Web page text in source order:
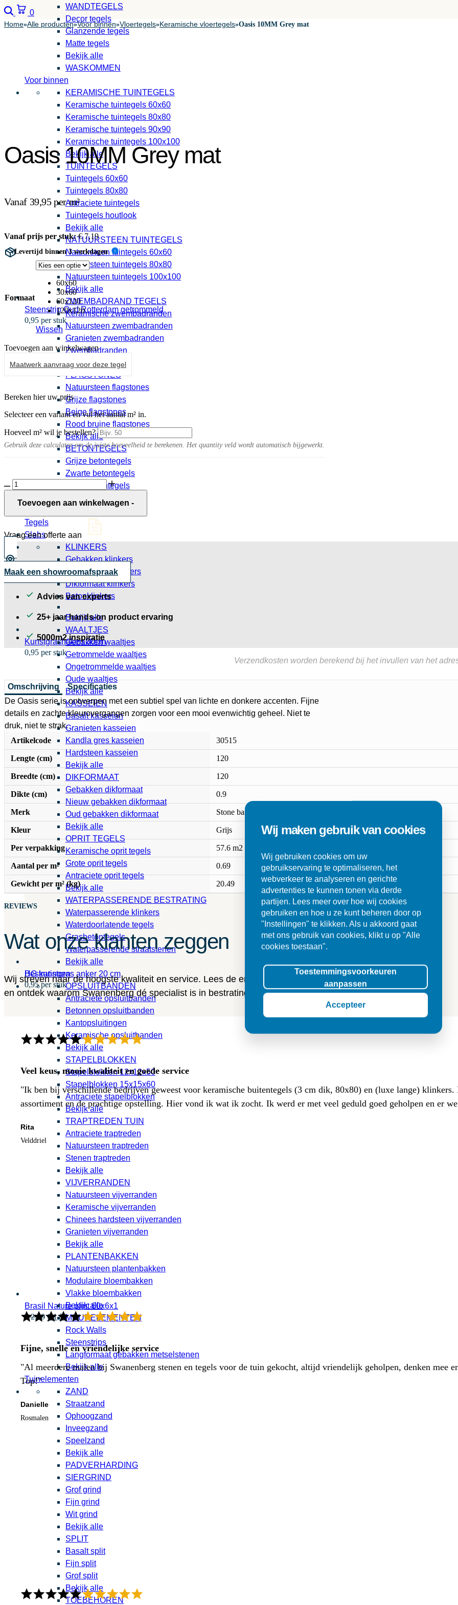
Steenstrip Oud Rotterdam getrommeld
0,95 per stuk
Kunstgrashaken 30cm
0,95 per stuk
HG kunstgras anker 20 cm
0,95 per stuk
Brasil Nature plint 60x6x1
€2,50Oorspronkelijke
was:
€ 2,50.
€ 1,50Huidige
prijs
is:
€ 1,50.
WANDTEGELS
Decor tegels
Glanzende tegels
Matte tegels
Bekijk alle
WASKOMMEN
Voor binnen
KERAMISCHE TUINTEGELS
Keramische tuintegels 60x60
Keramische tuintegels 80x80
Keramische tuintegels 90x90
Keramische tuintegels 100x100
Bekijk alle
TUINTEGELS
Tuintegels 60x60
Tuintegels 80x80
Antraciete tuintegels
Tuintegels houtlook
Bekijk alle
NATUURSTEEN TUINTEGELS
Natuursteen tuintegels 60x60
Natuursteen tuintegels 80x80
Natuursteen tuintegels 100x100
Bekijk alle
ZWEMBADRAND TEGELS
Keramische zwembadranden
Natuursteen zwembadranden
Granieten zwembadranden
Zwembadranden
Bekijk alle
FLAGSTONES
Natuursteen flagstones
Grijze flagstones
Beige flagstones
Rood bruine flagstones
Bekijk alle
BETONTEGELS
Grijze betontegels
Zwarte betontegels
Grote betontegels
Betontegels 30x30
Tegels
Slabs
KLINKERS
Gebakken klinkers
Waalformaat klinkers
Dikformaat klinkers
Betonklinkers
Bekijk alle
WAALTJES
Gebakken waaltjes
Getrommelde waaltjes
Ongetrommelde waaltjes
Oude waaltjes
Bekijk alle
KASSEIEN
Basalt kasseien
Granieten kasseien
Kandla gres kasseien
Hardsteen kasseien
Bekijk alle
DIKFORMAAT
Gebakken dikformaat
Nieuw gebakken dikformaat
Oud gebakken dikformaat
Bekijk alle
OPRIT TEGELS
Keramische oprit tegels
Grote oprit tegels
Antraciete oprit tegels
Bekijk alle
WATERPASSERENDE BESTRATING
Waterpasserende klinkers
Waterdoorlatende tegels
Grasbetontegels
Waterpasserende straatstenen
Bekijk alle
Bestratingen
OPSLUITBANDEN
Antraciete opsluitbanden
Betonnen opsluitbanden
Kantopsluitingen
Keramische opsluitbanden
Bekijk alle
STAPELBLOKKEN
Stapelblokken 12x12x50
Stapelblokken 15x15x60
Antraciete stapelblokken
Bekijk alle
TRAPTREDEN TUIN
Antraciete traptreden
Natuursteen traptreden
Stenen traptreden
Bekijk alle
VIJVERRANDEN
Natuursteen vijverranden
Keramische vijverranden
Chinees hardsteen vijverranden
Granieten vijverranden
Bekijk alle
PLANTENBAKKEN
Natuursteen plantenbakken
Modulaire bloembakken
Vlakke bloembakken
Bekijk alle
MUURELEMENTEN
Rock Walls
Steenstrips
Langformaat gebakken metselstenen
Bekijk alle
Tuinelementen
ZAND
Straatzand
Ophoogzand
Inveegzand
Speelzand
Bekijk alle
PADVERHARDING
SIERGRIND
Grof grind
Fijn grind
Wit grind
Bekijk alle
SPLIT
Basalt split
Fijn split
Grof split
Bekijk alle
TOEBEHOREN
Zoeken
0 Winkelwagen
Home»Alle producten»Voor binnen»Vloertegels»Keramische vloertegels»Oasis 10MM Grey mat
Oasis 10MM Grey mat
Vanaf 39,95 per m²
Vanaf prijs per stuk: €7,19
Levertijd binnen 3 werkdagen i
Formaat
60x60
30x60
60x120
120x120
Wissen
Toevoegen aan winkelwagen
Maatwerk aanvraag voor deze tegel
Bereken hier uw prijs
Selecteer een variant en vul het aantal m² in.
Hoeveel m² wil je bestellen?
Gebruik deze calculator om de juiste hoeveelheid te berekenen. Het quantity veld wordt automatisch bijgewerkt.
Oasis
10MM
Grey
aantal
Toevoegen aan winkelwagen -
Vraag een offerte aan
Maak een showroomafspraak
Advies van experts
25+ jaar hands-on product ervaring
5000m2 inspiratie
Verzendkosten worden berekend bij het invullen van het
Omschrijving
Specificaties
De Oasis serie is ontwerpen met een subtiel spel van lichte en donkere accenten. Fijne
details en zachte kleurovergangen zorgen voor een mooi evenwichtig geheel. Niet te
druk, niet te strak.
Artikelcode
30515
Lengte (cm) 120
Breedte (cm) 120
Dikte (cm) 0.9
Merk Stone base
Kleur Grijs
Per verpakking 57.6 m2
Aantal per m² 0.69
Gewicht per m² (kg) 20.49
REVIEWS
Wat onze klanten zeggen
Wij streven naar de hoogste kwaliteit en service. Lees de ervaringen van onze klanten
en ontdek waarom Swanenberg dé specialist is in bestrating en tegels.
Veel keus, mooie kwaliteit en goede service
"Ik ben bij verschillende bedrijven geweest voor keramische buitentegels (3 cm dik, 80x80) en (luxe lange)
assortiment en de prachtige opstelling. Hier vond ik wat ik zocht. Ik werd er met veel geduld goed geholpen en er
Rita
Velddriel
Fijne, snelle en vriendelijke service
"Al meerdere malen bij Swanenberg stenen en tegels voor de tuin gekocht, altijd vriendelijk geholpen, denken mee
Top!"
Danielle
Rosmalen
Wij maken gebruik van cookies
Wij gebruiken cookies om uw
gebruikservaring te optimaliseren, het
webverkeer te analyseren en gerichte
advertenties te kunnen tonen via derde
partijen. Lees meer over hoe wij cookies
gebruiken en hoe u ze kunt beheren door op
"Instellingen" te klikken. Als u akkoord gaat
met ons gebruik van cookies, klikt u op "Alle
cookies toestaan".
Toestemmingsvoorkeuren
aanpassen
Accepteer